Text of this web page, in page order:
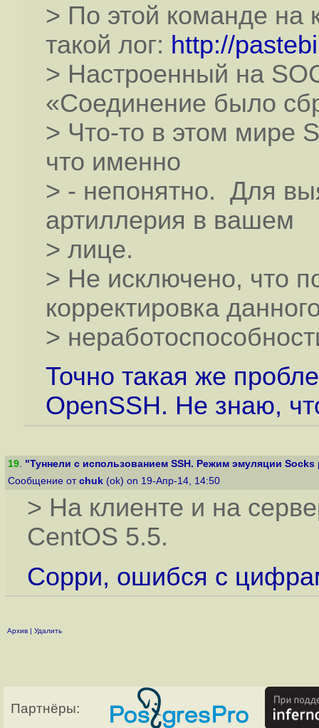
> По этой команде на
такой лог: http://
> Настроенный на
«Соединение было
> Что-то в этом мире
что именно
> - непонятно. Для
артиллерия в вашем
> лице.
> Не исключено, что
корректировка
>
Точно такая же
OpenSSH. Не знаю,
19. "Туннели с использованием SSH. Режим эмуляции Socks
Сообщение от chuk (ok) on 19-Апр-14, 14:50
> На клиенте и на
CentOS 5.5.
Сорри, ошибся с
Архив | Удалить
Партнёры: